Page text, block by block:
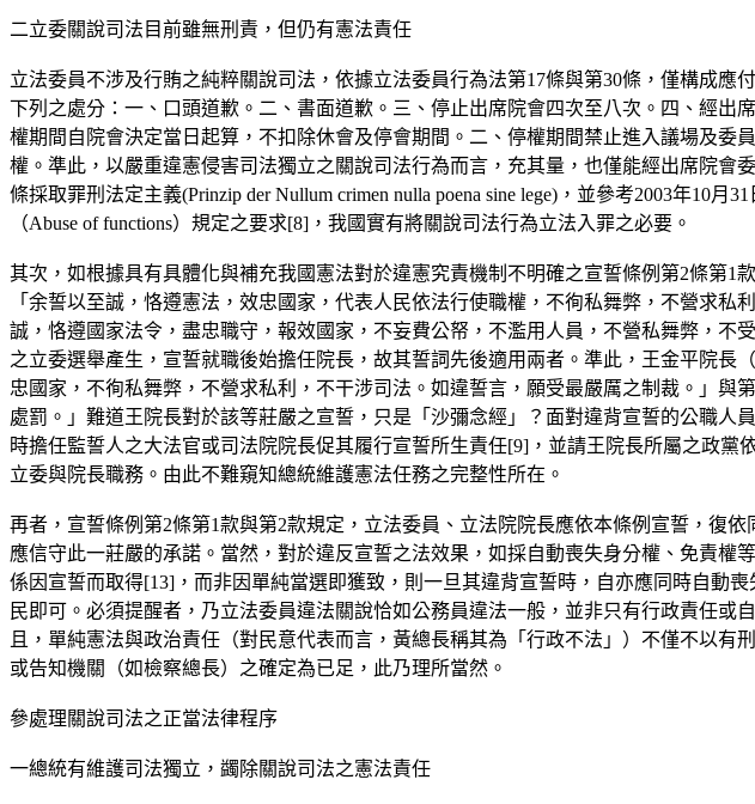
二立委關說司法目前雖無刑責，但仍有憲法責任
立法委員不涉及行賄之純粹關說司法，依據立法委員行為法第17條與第30條，僅構成
下列之處分：一、口頭道歉。二、書面道歉。三、停止出席院會四次至八次。四、經
權期間自院會決定當日起算，不扣除休會及停會期間。二、停權期間禁止進入議場及
權。準此，以嚴重違憲侵害司法獨立之關說司法行為而言，充其量，也僅能經出席院
條採取罪刑法定主義(Prinzip der Nullum crimen nulla poena sine lege)，並參考2003年10
（Abuse of functions）規定之要求[8]，我國實有將關說司法行為立法入罪之必要。
其次，如根據具有具體化與補充我國憲法對於違憲究責機制不明確之宣誓條例第2條第1
「余誓以至誠，恪遵憲法，效忠國家，代表人民依法行使職權，不徇私舞弊，不營求
誠，恪遵國家法令，盡忠職守，報效國家，不妄費公帑，不濫用人員，不營私舞弊，
之立委選舉產生，宣誓就職後始擔任院長，故其誓詞先後適用兩者。準此，王金平院
忠國家，不徇私舞弊，不營求私利，不干涉司法。如違誓言，願受最嚴厲之制裁。」
處罰。」難道王院長對於該等莊嚴之宣誓，只是「沙彌念經」？面對違背宣誓的公職
時擔任監誓人之大法官或司法院院長促其履行宣誓所生責任[9]，並請王院長所屬之政
立委與院長職務。由此不難窺知總統維護憲法任務之完整性所在。
再者，宣誓條例第2條第1款與第2款規定，立法委員、立法院院長應依本條例宣誓，復
應信守此一莊嚴的承諾。當然，對於違反宣誓之法效果，如採自動喪失身分權、免責
係因宣誓而取得[13]，而非因單純當選即獲致，則一旦其違背宣誓時，自亦應同時自動
民即可。必須提醒者，乃立法委員違法關說恰如公務員違法一般，並非只有行政責任
且，單純憲法與政治責任（對民意代表而言，黃總長稱其為「行政不法」）不僅不以
或告知機關（如檢察總長）之確定為已足，此乃理所當然。
參處理關說司法之正當法律程序
一總統有維護司法獨立，蠲除關說司法之憲法責任